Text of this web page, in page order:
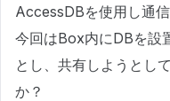
AccessDBを使用し通
今回はBox内にDBを設
とし、共有しようとし
か？